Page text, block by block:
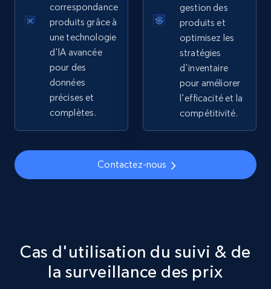
Commencer
TikTok Shop - discover records by shop url
URL, Title, Available, Description, Currency, Initial
price, Final price, Discount percent, and more.
correspondance
produits grâce à
une technologie
d'IA avancée
pour des
données
précises et
complètes.
gestion des
produits et
optimisez les
stratégies
d'inventaire
pour améliorer
l'efficacité et la
compétitivité.
Contactez-nous
Cas d'utilisation du suivi & de
la surveillance des prix